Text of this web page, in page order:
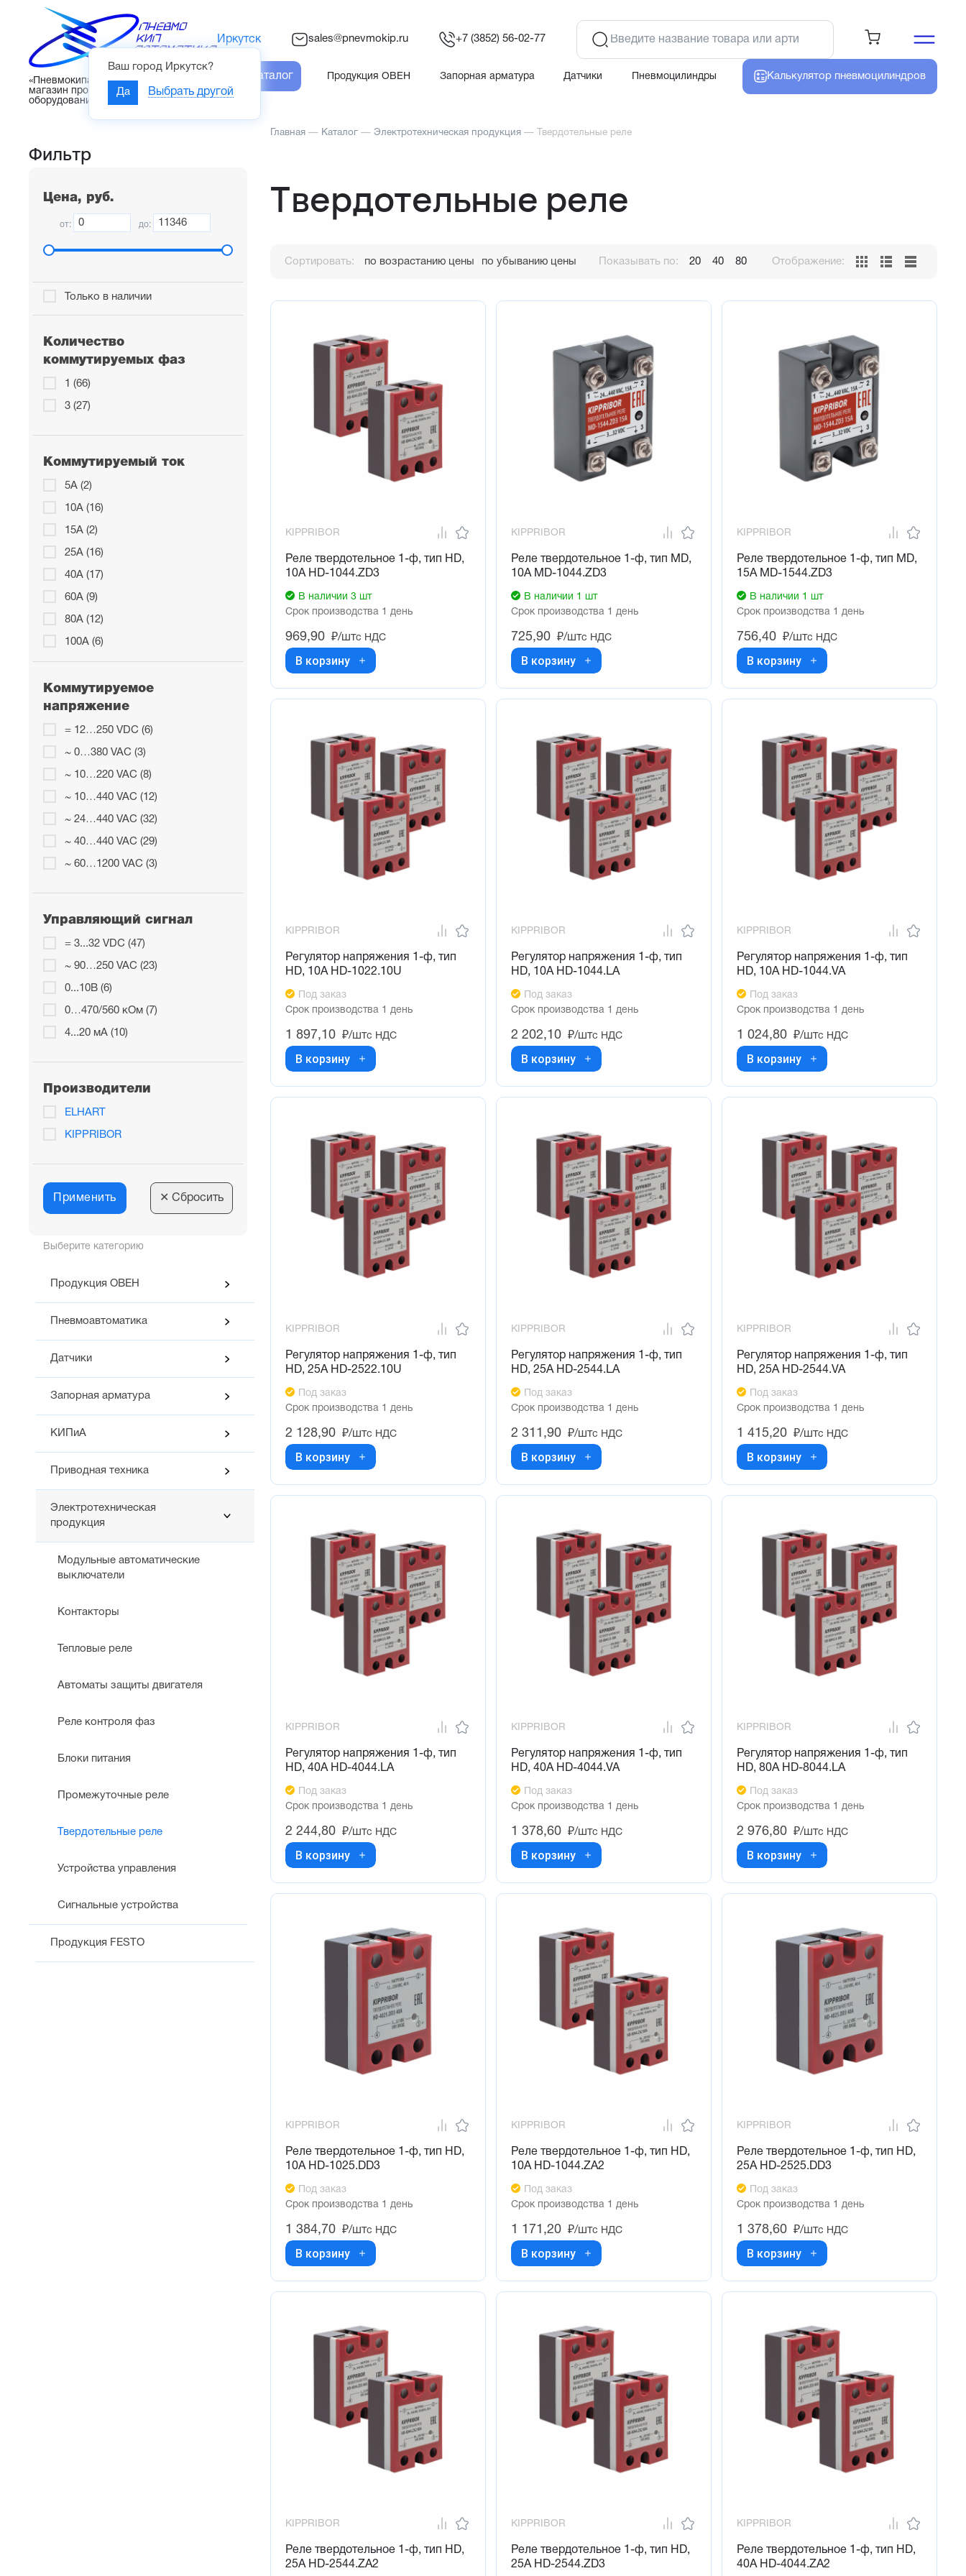
«Пневмокипавтоматика» – интернет-
магазин промышленного
оборудования
Иркутск
Ваш город Иркутск?
Да Выбрать другой
sales@pnevmokip.ru +7 (3852) 56-02-77
Каталог Продукция ОВЕН Запорная арматура Датчики Пневмоцилиндры Калькулятор пневмоцилиндров
Выберите категорию
Продукция ОВЕН
Пневмоавтоматика
Датчики
Запорная арматура
КИПиА
Приводная техника
Электротехническая
продукция
Модульные автоматические
выключатели
Контакторы
Тепловые реле
Автоматы защиты двигателя
Реле контроля фаз
Блоки питания
Промежуточные реле
Твердотельные реле
Устройства управления
Сигнальные устройства
Продукция FESTO
Фильтр
Цена, руб.
от: до:
Только в наличии
Количество
коммутируемых фаз
1 (66)
3 (27)
Коммутируемый ток
5А (2)
10А (16)
15А (2)
25А (16)
40А (17)
60А (9)
80А (12)
100А (6)
120А (6)
150А (1)
200А (2)
300А (2)
400А (2)
Коммутируемое
напряжение
= 12…250 VDC (6)
~ 0…380 VAC (3)
~ 10…220 VAC (8)
~ 10…440 VAC (12)
~ 24…440 VAC (32)
~ 40…440 VAC (29)
~ 60…1200 VAC (3)
Управляющий сигнал
= 3...32 VDC (47)
~ 90…250 VAC (23)
0...10В (6)
0…470/560 кОм (7)
4...20 мА (10)
Производители
ELHART
KIPPRIBOR
Применить ✕ Сбросить
Главная — Каталог — Электротехническая продукция — Твердотельные реле
Твердотельные реле
Сортировать: по возрастанию цены по убыванию цены Показывать по: 20 40 80 Отображение:
KIPPRIBOR
Реле твердотельное 1-ф, тип HD,
10А HD-1044.ZD3
В наличии 3 шт
Срок производства 1 день
969,90 ₽/штс НДС
В корзину
KIPPRIBOR
Реле твердотельное 1-ф, тип MD,
10А MD-1044.ZD3
В наличии 1 шт
Срок производства 1 день
725,90 ₽/штс НДС
В корзину
KIPPRIBOR
Реле твердотельное 1-ф, тип MD,
15А MD-1544.ZD3
В наличии 1 шт
Срок производства 1 день
756,40 ₽/штс НДС
В корзину
KIPPRIBOR
Регулятор напряжения 1-ф, тип
HD, 10А HD-1022.10U
Под заказ
Срок производства 1 день
1 897,10 ₽/штс НДС
В корзину
KIPPRIBOR
Регулятор напряжения 1-ф, тип
HD, 10А HD-1044.LA
Под заказ
Срок производства 1 день
2 202,10 ₽/штс НДС
В корзину
KIPPRIBOR
Регулятор напряжения 1-ф, тип
HD, 10А HD-1044.VA
Под заказ
Срок производства 1 день
1 024,80 ₽/штс НДС
В корзину
KIPPRIBOR
Регулятор напряжения 1-ф, тип
HD, 25А HD-2522.10U
Под заказ
Срок производства 1 день
2 128,90 ₽/штс НДС
В корзину
KIPPRIBOR
Регулятор напряжения 1-ф, тип
HD, 25А HD-2544.LA
Под заказ
Срок производства 1 день
2 311,90 ₽/штс НДС
В корзину
KIPPRIBOR
Регулятор напряжения 1-ф, тип
HD, 25А HD-2544.VA
Под заказ
Срок производства 1 день
1 415,20 ₽/штс НДС
В корзину
KIPPRIBOR
Регулятор напряжения 1-ф, тип
HD, 40А HD-4044.LA
Под заказ
Срок производства 1 день
2 244,80 ₽/штс НДС
В корзину
KIPPRIBOR
Регулятор напряжения 1-ф, тип
HD, 40А HD-4044.VA
Под заказ
Срок производства 1 день
1 378,60 ₽/штс НДС
В корзину
KIPPRIBOR
Регулятор напряжения 1-ф, тип
HD, 80А HD-8044.LA
Под заказ
Срок производства 1 день
2 976,80 ₽/штс НДС
В корзину
KIPPRIBOR
Реле твердотельное 1-ф, тип HD,
10А HD-1025.DD3
Под заказ
Срок производства 1 день
1 384,70 ₽/штс НДС
В корзину
KIPPRIBOR
Реле твердотельное 1-ф, тип HD,
10А HD-1044.ZA2
Под заказ
Срок производства 1 день
1 171,20 ₽/штс НДС
В корзину
KIPPRIBOR
Реле твердотельное 1-ф, тип HD,
25А HD-2525.DD3
Под заказ
Срок производства 1 день
1 378,60 ₽/штс НДС
В корзину
KIPPRIBOR
Реле твердотельное 1-ф, тип HD,
25А HD-2544.ZA2
KIPPRIBOR
Реле твердотельное 1-ф, тип HD,
25А HD-2544.ZD3
KIPPRIBOR
Реле твердотельное 1-ф, тип HD,
40А HD-4044.ZA2